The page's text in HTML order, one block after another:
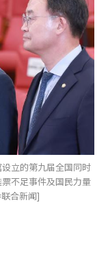
立的第九届全国同时
不足事件及国民力量
合新闻]